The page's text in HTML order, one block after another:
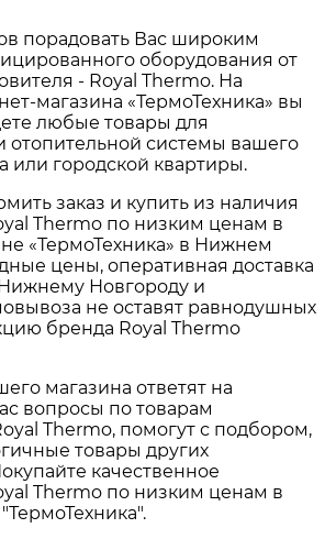
порадовать Вас широким
оборудования от
- Royal Thermo. На
магазина «ТермоТехника» вы
любые товары для
отопительной системы вашего
или городской квартиры.
заказ и купить из наличия
Thermo по низким ценам в
«ТермоТехника» в Нижнем
цены, оперативная доставка
Нижнему Новгороду и
не оставят равнодушных
бренда Royal Thermo
магазина ответят на
вопросы по товарам
Thermo, помогут с подбором,
товары других
качественное
Thermo по низким ценам в